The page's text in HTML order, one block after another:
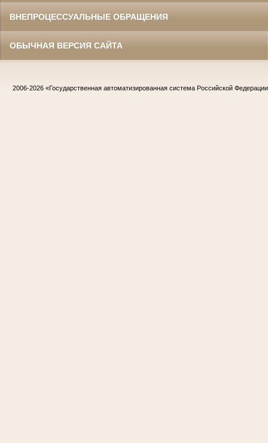
ВНЕПРОЦЕССУАЛЬНЫЕ ОБРАЩЕНИЯ
ОБЫЧНАЯ ВЕРСИЯ САЙТА
2006-2026 «Государственная автоматизированная система Российской